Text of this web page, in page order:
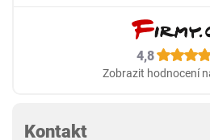
4,8
Zobrazit hodnocení
Kontakt